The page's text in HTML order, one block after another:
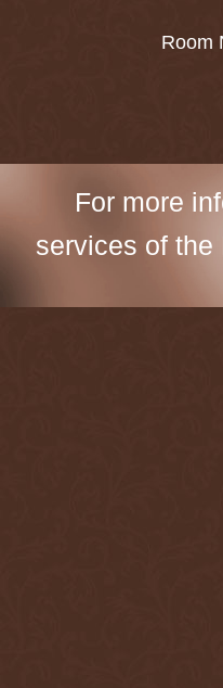
Room
For more
services of the